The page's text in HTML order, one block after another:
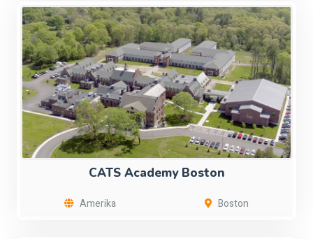
CATS Academy Boston
Amerika Boston